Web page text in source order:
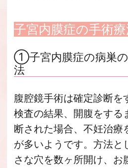
子宮内膜症の手術
①子宮内膜症の病巣
法
腹腔鏡手術は確定診断を
検査の結果、開腹をする
断された場合、不妊治療
が多いようです。方法と
さな穴を数ヶ所開け、お